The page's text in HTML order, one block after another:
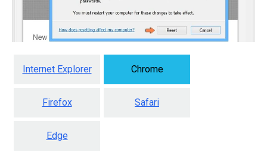
Internet Explorer Chrome
Firefox Safari
Edge